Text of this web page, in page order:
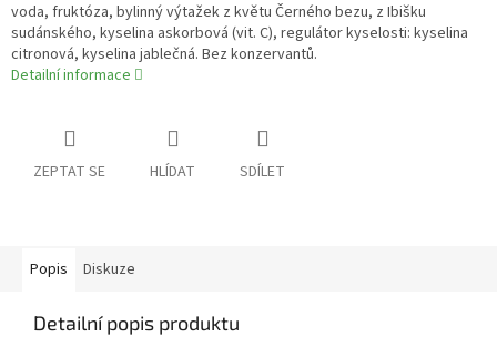
voda, fruktóza, bylinný výtažek z květu Černého bezu, z Ibišku
sudánského, kyselina askorbová (vit. C), regulátor kyselosti: kyselina
citronová, kyselina jablečná. Bez konzervantů.
Detailní informace
ZEPTAT SE HLÍDAT SDÍLET
Popis Diskuze
Detailní popis produktu